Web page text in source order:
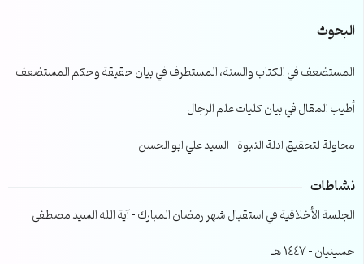
البحوث
المستضعف في الكتاب والسنة، المستطرف في بيان حقيقة وحكم المستضعف
أطيب المقال في بيان كليات علم الرجال
محاولة لتحقيق ادلة النبوة – السيد علي ابو الحسن
نشاطات
الجلسة الأخلاقية في استقبال شهر رمضان المبارك – آية الله السيد مصطفى
حسينيان – 1447 هـ